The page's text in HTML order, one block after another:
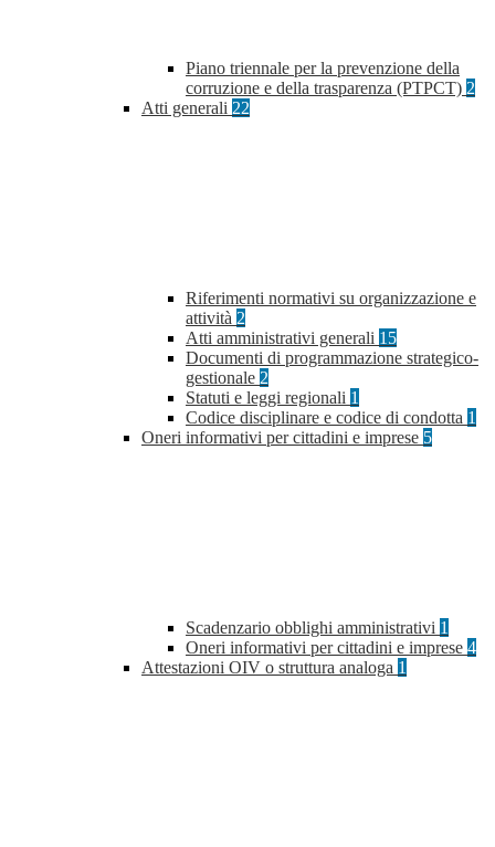
Piano triennale per la prevenzione della
corruzione e della trasparenza (PTPCT) 2
Atti generali 22
Riferimenti normativi su organizzazione e
attività 2
Atti amministrativi generali 15
Documenti di programmazione strategico-
gestionale 2
Statuti e leggi regionali 1
Codice disciplinare e codice di condotta 1
Oneri informativi per cittadini e imprese 5
Scadenzario obblighi amministrativi 1
Oneri informativi per cittadini e imprese 4
Attestazioni OIV o struttura analoga 1